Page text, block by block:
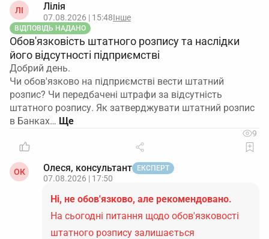
ЛІ Лілія
07.08.2026 | 15:48Інше
ВІДПОВІДЬ НАДАНО
Обов'язковість штатного розпису та наслідки
його відсутності підприємстві
Добрий день.
Чи обов'язково на підприємстві вести штатний
розпис? Чи передбачені штрафи за відсутність
штатного розпису. Як затверджувати штатний розпис
в Банках…
9
ОК Олеся, консультант ЕКСПЕРТ
07.08.2026 | 17:50
Ні, не обов'язково, але рекомендовано.
На сьогодні питання щодо обов'язковості
штатного розпису залишається